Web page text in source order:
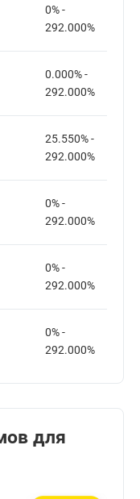
0% -
292.000%
0.000% -
292.000%
25.550% -
292.000%
0% -
292.000%
0% -
292.000%
0% -
292.000%
для